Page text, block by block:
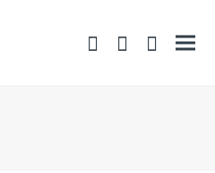
shopping-
Areasearch